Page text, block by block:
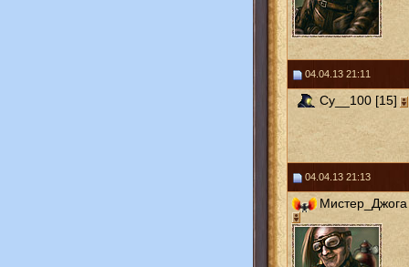
04.04.13 21:11
Cy__100 [15]
04.04.13 21:13